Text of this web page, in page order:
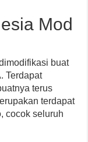
Mod
buat
Terdapat
terus
terdapat
cocok seluruh